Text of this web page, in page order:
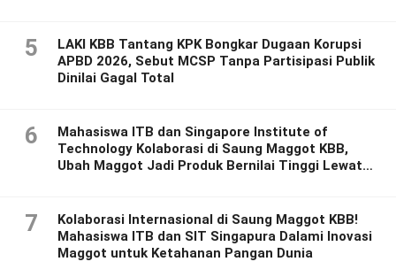
5
LAKI KBB Tantang KPK Bongkar Dugaan Korupsi
APBD 2026, Sebut MCSP Tanpa Partisipasi Publik
Dinilai Gagal Total
6
Mahasiswa ITB dan Singapore Institute of
Technology Kolaborasi di Saung Maggot KBB,
Ubah Maggot Jadi Produk Bernilai Tinggi Lewat
7
Kolaborasi Internasional di Saung Maggot KBB!
Mahasiswa ITB dan SIT Singapura Dalami Inovasi
Maggot untuk Ketahanan Pangan Dunia